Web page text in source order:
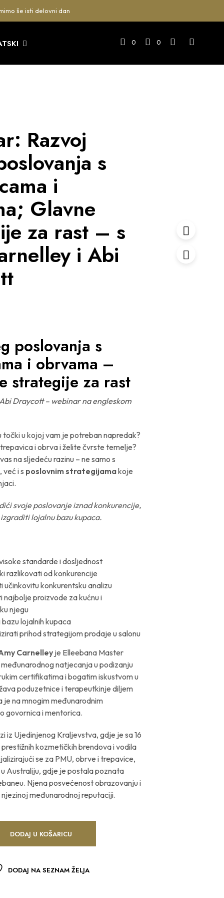
še isti delovni dan
0 0
Razvoj
s
i
Glavne
za rast – s
i Abi
poslovanja s
i obrvama –
strategije za rast
Draycott – webinar na engleskom
točki u kojoj vam je potreban napredak?
i obrva i želite čvrste temelje?
na sljedeću razinu – ne samo s
već i s poslovnim strategijamakoje
svoje poslovanje iznad konkurencije,
lojalnu bazu kupaca.
standarde i dosljednost
razlikovati od konkurencije
učinkovitu konkurentsku analizu
najbolje proizvode za kućnu i
njegu
lojalnih kupaca
prihod strategijom prodaje u salonu
Carnelley je Elleebana Master
natjecanja u podizanju
certifikatima i bogatim iskustvom u
poduzetnice i terapeutkinje diljem
je na mnogim međunarodnim
govornica i mentorica.
iz Ujedinjenog Kraljevstva, gdje je sa 16
kozmetičkih brendova i vodila
se za PMU, obrve i trepavice,
Australiju, gdje je postala poznata
Njena posvećenost obrazovanju i
međunarodnoj reputaciji.
DODAJ U KOŠARICU
DODAJ NA SEZNAM ŽELJA